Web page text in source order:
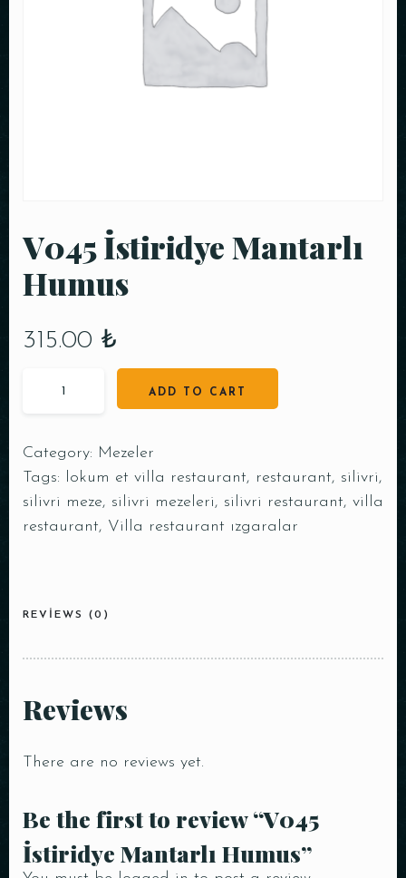
V045 İstiridye Mantarlı
Humus
315.00 ₺
ADD TO CART
Category: Mezeler
Tags: lokum et villa restaurant, restaurant, silivri,
silivri meze, silivri mezeleri, silivri restaurant, villa
restaurant, Villa restaurant ızgaralar
REVIEWS (0)
Reviews
There are no reviews yet.
Be the first to review “V045
İstiridye Mantarlı Humus”